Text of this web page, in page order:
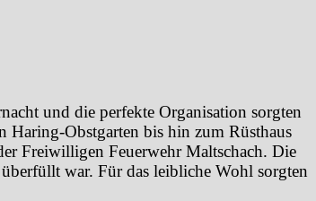
und die perfekte Organisation sorgten
Haring-Obstgarten bis hin zum Rüsthaus
Freiwilligen Feuerwehr Maltschach. Die
war. Für das leibliche Wohl sorgten